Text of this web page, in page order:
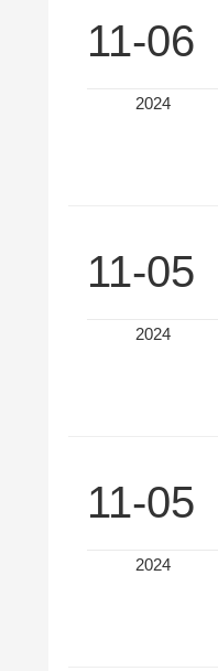
11-06
2024
11-05
2024
11-05
2024